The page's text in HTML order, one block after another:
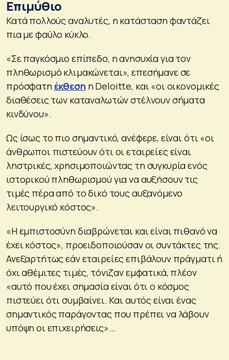
Επιμύθιο
Κατά πολλούς αναλυτές, η κατάσταση φαντάζει
πια με φαύλο κύκλο.
«Σε παγκόσμιο επίπεδο, η ανησυχία για τον
πληθωρισμό κλιμακώνεται», επεσήμανε σε
πρόσφατη έκθεση η Deloitte, και «οι οικονομικές
διαθέσεις των καταναλωτών στέλνουν σήματα
κινδύνου».
Ως ίσως το πιο σημαντικό, ανέφερε, είναι ότι «οι
άνθρωποι πιστεύουν ότι οι εταιρείες είναι
ληστρικές, χρησιμοποιώντας τη συγκυρία ενός
ιστορικού πληθωρισμού για να αυξήσουν τις
τιμές πέρα από το δικό τους αυξανόμενο
λειτουργικό κόστος».
«Η εμπιστοσύνη διαβρώνεται και είναι πιθανό να
έχει κόστος», προειδοποιούσαν οι συντάκτες της.
Ανεξαρτήτως εάν εταιρείες επιβάλουν πράγματι ή
όχι αθέμιτες τιμές, τόνιζαν εμφατικά, πλέον
«αυτό που έχει σημασία είναι ότι ο κόσμος
πιστεύει ότι συμβαίνει. Και αυτός είναι ένας
σημαντικός παράγοντας που πρέπει να λάβουν
υπόψη οι επιχειρήσεις»…